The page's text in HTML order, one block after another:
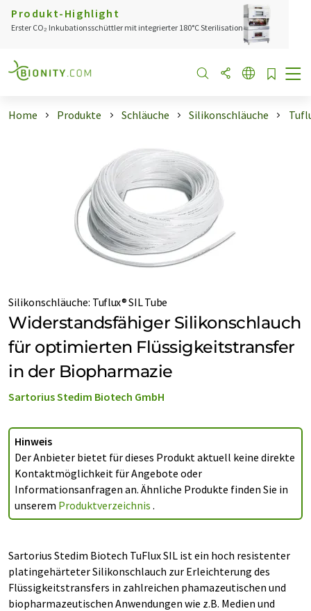
Produkt-Highlight
Erster CO₂ Inkubationsschüttler mit integrierter 180°C Sterilisation
Home Produkte Schläuche Silikonschläuche
Silikonschläuche: Tuflux® SIL Tube
Widerstandsfähiger Silikonschlauch
für optimierten Flüssigkeitstransfer
in der Biopharmazie
Sartorius Stedim Biotech GmbH
Hinweis
Der Anbieter bietet für dieses Produkt aktuell keine direkte
Kontaktmöglichkeit für Angebote oder
Informationsanfragen an. Ähnliche Produkte finden Sie in
unserem Produktverzeichnis .
Sartorius Stedim Biotech TuFlux SIL ist ein hoch resistenter
platingehärteter Silikonschlauch zur Erleichterung des
Flüssigkeitstransfers in zahlreichen phamazeutischen und
biopharmazeutischen Anwendungen wie z.B. Medien und